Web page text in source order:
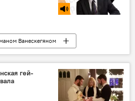
Ванескегяном
гей-